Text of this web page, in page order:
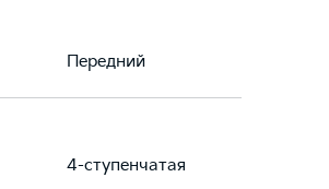
Передний
4-ступенчатая